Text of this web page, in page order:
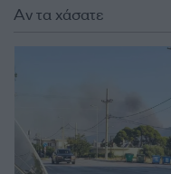
Αν τα χάσατε